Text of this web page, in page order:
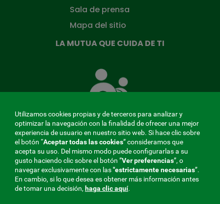
Sala de prensa
Mapa del sitio
LA MUTUA QUE CUIDA DE TI
Mutua
que
ti
MENÚ
REDES
SOCIALES
Utilizamos cookies propias y de terceros para analizar y
optimizar la navegación con la finalidad de ofrecer una mejor
experiencia de usuario en nuestro sitio web. Si hace clic sobre
el botón “Aceptar todas las cookies” consideramos que
acepta su uso. Del mismo modo puede configurarlas a su
gusto haciendo clic sobre el botón ”Ver preferencias”, o
navegar exclusivamente con las"estrictamentenecesarias”.
En cambio, si lo que desea es obtener más información antes
de tomar una decisión, haga clic aquí.